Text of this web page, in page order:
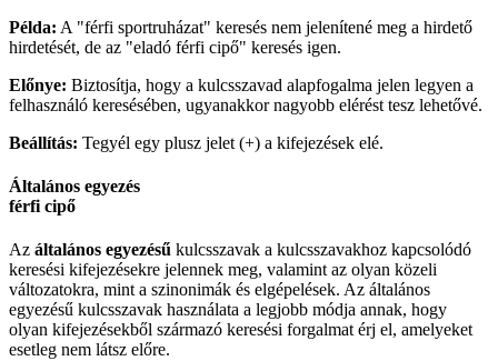
Példa: A "férfi sportruházat" keresés nem jelenítené meg a hirdető
hirdetését, de az "eladó férfi cipő" keresés igen.
Előnye: Biztosítja, hogy a kulcsszavad alapfogalma jelen legyen a
felhasználó keresésében, ugyanakkor nagyobb elérést tesz lehetővé.
Beállítás: Tegyél egy plusz jelet (+) a kifejezések elé.
Általános egyezés
férfi cipő
Az általános egyezésű kulcsszavak a kulcsszavakhoz kapcsolódó
keresési kifejezésekre jelennek meg, valamint az olyan közeli
változatokra, mint a szinonimák és elgépelések. Az általános
egyezésű kulcsszavak használata a legjobb módja annak, hogy
olyan kifejezésekből származó keresési forgalmat érj el, amelyeket
esetleg nem látsz előre.